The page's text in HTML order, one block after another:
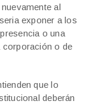
al
exponer a los
o una
corporación o de
que lo
deberán